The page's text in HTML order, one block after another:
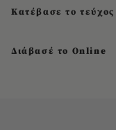
Κατέβασε το τεύχος
Διάβασέ το Online